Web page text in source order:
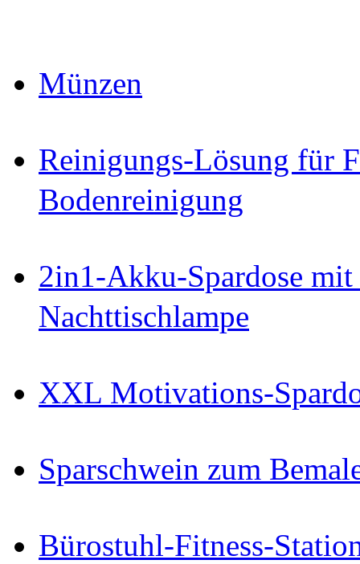
Münzen
Reinigungs-Lösung für
Bodenreinigung
2in1-Akku-Spardose
Nachttischlampe
XXL Motivations-
Sparschwein zum
Bürostuhl-Fitness-